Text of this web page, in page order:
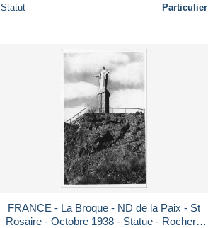
Statut Particulier
FRANCE - La Broque - ND de la Paix - St
Rosaire - Octobre 1938 - Statue - Rocher -